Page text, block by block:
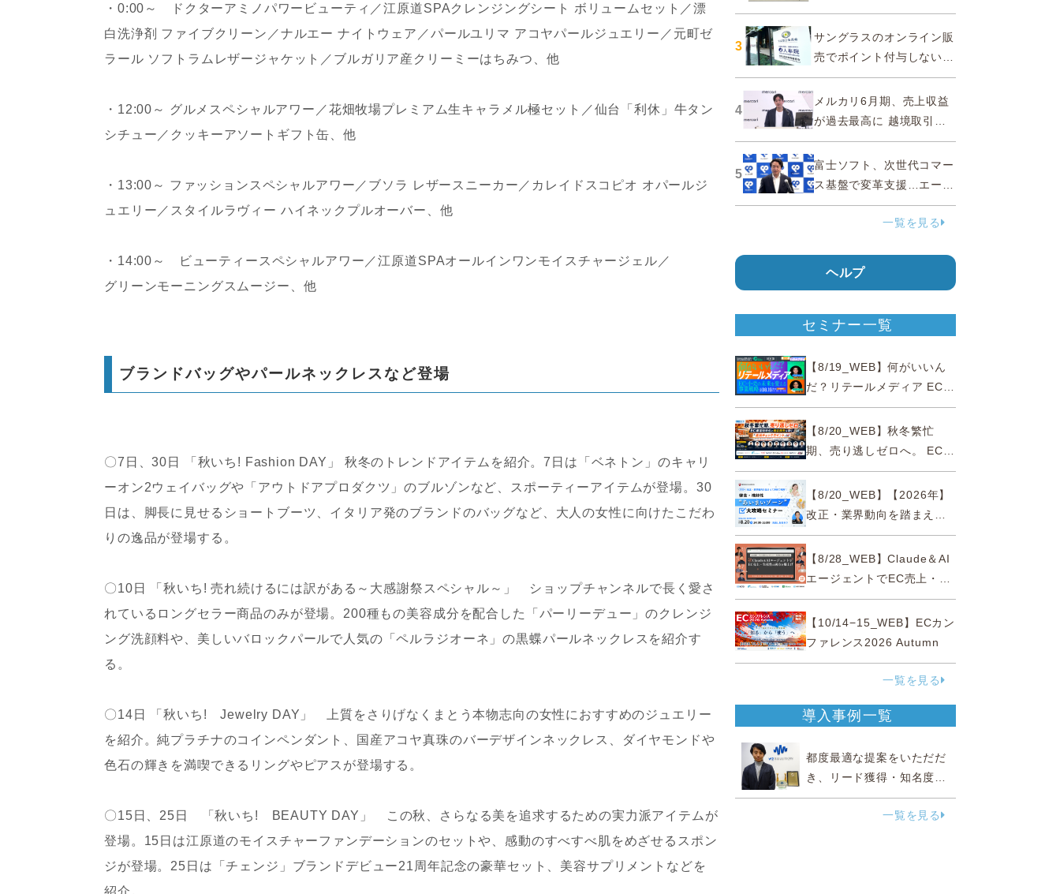
・0:00～ ドクターアミノパワービューティ／江原道SPAクレンジングシート ボリュームセット／漂
白洗浄剤 ファイブクリーン／ナルエー ナイトウェア／パールユリマ アコヤパールジュエリー／元町ゼ
ラール ソフトラムレザージャケット／ブルガリア産クリーミーはちみつ、他
・12:00～ グルメスペシャルアワー／花畑牧場プレミアム生キャラメル極セット／仙台「利休」牛タン
シチュー／クッキーアソートギフト缶、他
・13:00～ ファッションスペシャルアワー／ブソラ レザースニーカー／カレイドスコピオ オパールジ
ュエリー／スタイルラヴィー ハイネックプルオーバー、他
・14:00～ ビューティースペシャルアワー／江原道SPAオールインワンモイスチャージェル／
グリーンモーニングスムージー、他
ブランドバッグやパールネックレスなど登場
〇7日、30日 「秋いち! Fashion DAY」 秋冬のトレンドアイテムを紹介。7日は「ベネトン」のキャリ
ーオン2ウェイバッグや「アウトドアプロダクツ」のブルゾンなど、スポーティーアイテムが登場。30
日は、脚長に見せるショートブーツ、イタリア発のブランドのバッグなど、大人の女性に向けたこだわ
りの逸品が登場する。
〇10日 「秋いち! 売れ続けるには訳がある～大感謝祭スペシャル～」 ショップチャンネルで長く愛さ
れているロングセラー商品のみが登場。200種もの美容成分を配合した「パーリーデュー」のクレンジ
ング洗顔料や、美しいバロックパールで人気の「ペルラジオーネ」の黒蝶パールネックレスを紹介す
る。
〇14日 「秋いち! Jewelry DAY」 上質をさりげなくまとう本物志向の女性におすすめのジュエリー
を紹介。純プラチナのコインペンダント、国産アコヤ真珠のバーデザインネックレス、ダイヤモンドや
色石の輝きを満喫できるリングやピアスが登場する。
〇15日、25日 「秋いち! BEAUTY DAY」 この秋、さらなる美を追求するための実力派アイテムが
登場。15日は江原道のモイスチャーファンデーションのセットや、感動のすべすべ肌をめざせるスポン
ジが登場。25日は「チェンジ」ブランドデビュー21周年記念の豪華セット、美容サプリメントなどを
紹介。
ショップ」などに注意…消
費者庁
3
サングラスのオンライン販
売でポイント付与しないよ
う要請、ルックスオティカ
ジャパンが確約手続
4
メルカリ6月期、売上収益
が過去最高に 越境取引が
急成長
5
富士ソフト、次世代コマー
ス基盤で変革支援…エージ
ェンティックコマースに対
一覧を見る
ヘルプ
セミナー一覧
【8/19_WEB】何がいいん
だ？リテールメディア EC・
小売の未来を変える事業戦
略【8/20_WEB】秋冬繁忙
期、売り逃しゼロへ。 EC運
営効率化と機会損失を防ぐ
『直前チェックポイント』
【8/20_WEB】【2026年】
改正・業界動向を踏まえて
事例で理解 健食・機能
性“あいまいゾーン”大攻略セ
ミナー
【8/28_WEB】Claude＆AI
エージェントでEC売上・生
産性の両方を爆上げ ～ただ
使うだけじゃない！&qu...
【10/14−15_WEB】ECカン
ファレンス2026 Autumn
一覧を見る
導入事例一覧
都度最適な提案をいただだ
き、リード獲得・知名度向
上に効果実感
一覧を見る